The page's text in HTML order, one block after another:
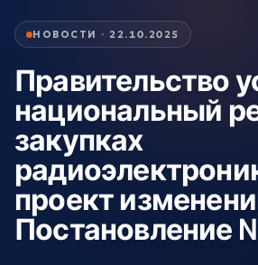
НОВОСТИ · 22.10.2025
Правительство
национальный
закупках
проект
Постановление